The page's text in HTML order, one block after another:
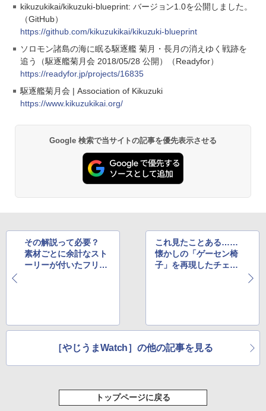
kikuzukikai/kikuzuki-blueprint: バージョン1.0を公開しました。
（GitHub）
https://github.com/kikuzukikai/kikuzuki-blueprint
ソロモン諸島の海に眠る駆逐艦 菊月・長月の消えゆく戦跡を
追う（駆逐艦菊月会 2018/05/28 公開）（Readyfor）
https://readyfor.jp/projects/16835
駆逐艦菊月会 | Association of Kikuzuki
https://www.kikuzukikai.org/
Google 検索で当サイトの記事を優先表示させる
その解説って必要？
素材ごとに余計なスト
ーリーが付いたフリー
これ見たことある……
懐かしの「ゲーセン椅
子」を再現したチェア
［やじうまWatch］の他の記事を見る
トップページに戻る